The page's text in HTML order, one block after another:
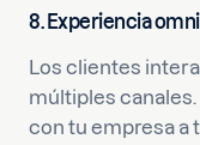
8. Experiencia
Los clientes
múltiples
con tu empresa a